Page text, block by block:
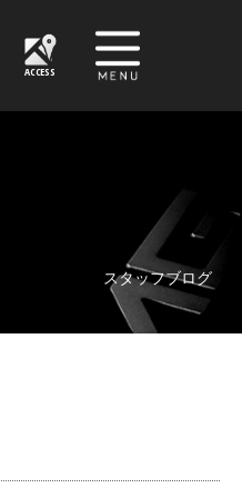
ACCESS
スタッフブログ